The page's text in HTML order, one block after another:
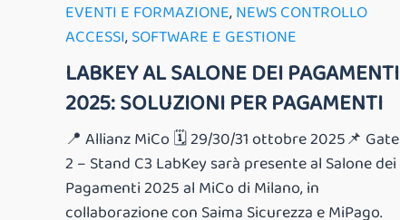
EVENTI E FORMAZIONE,NEWS CONTROLLO
ACCESSI,SOFTWARE E GESTIONE
LABKEY AL SALONE DEI PAGAMENTI
2025: SOLUZIONI PER PAGAMENTI
📍 Allianz MiCo 🗓️ 29/30/31 ottobre 2025📌 Gate
2 – Stand C3 LabKey sarà presente al Salone dei
Pagamenti 2025 al MiCo di Milano, in
collaborazione con Saima Sicurezza e MiPago.